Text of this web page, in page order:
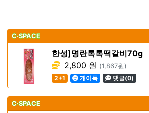
C·SPACE
한성]명란톡톡떡갈비70g
2,800 원 (1,867원)
2+1
개이득 댓글(0)
C·SPACE